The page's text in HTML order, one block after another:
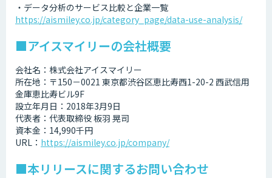
・データ分析のサービス比較と企業一覧
https://aismiley.co.jp/category_page/data-use-analysis/
■アイスマイリーの会社概要
会社名：株式会社アイスマイリー
所在地：〒150－0021 東京都渋谷区恵比寿西1-20-2 西武信用
金庫恵比寿ビル9F
設立年月日：2018年3月9日
代表者：代表取締役 板羽 晃司
資本金：14,990千円
URL： https://aismiley.co.jp/company/
■本リリースに関するお問い合わせ